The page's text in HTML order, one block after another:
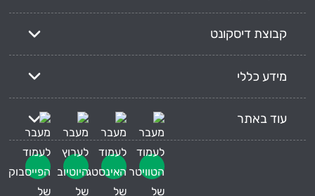
קבוצת דיסקונט
מידע כללי
עוד באתר